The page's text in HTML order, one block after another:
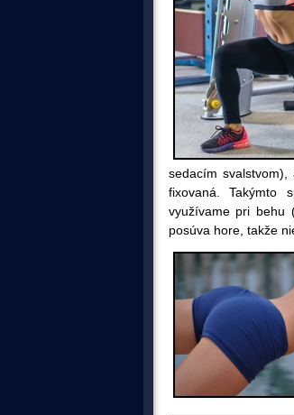
sedacím
fixovaná . Takýmto
využívame pri behu
posúva hore, takže